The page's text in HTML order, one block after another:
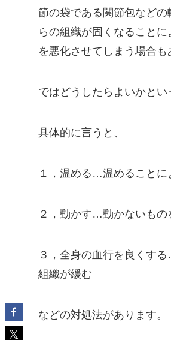
節の袋である関節包など
らの組織が固くなること
を悪化させてしまう場合も
ではどうしたらよいかと
具体的に言うと、
１，温める…温めることに
２，動かす…動かないもの
３，全身の血行を良くす
組織が緩む
などの対処法があります。